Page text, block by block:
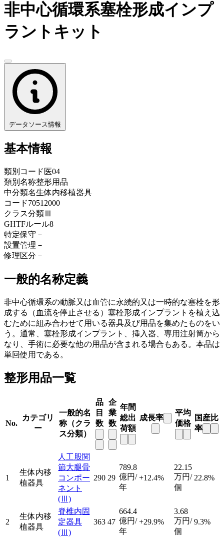
非中心循環系塞栓形成インプ
ラントキット
データソース情報
基本情報
類別コード 医04
類別名称整形用品
中分類名生体内移植器具
コード70512000
クラス分類Ⅲ
GHTFルール8
特定保守 －
設置管理 －
修理区分 －
一般的名称定義
非中心循環系の動脈又は血管に永続的又は一時的な塞栓を形
成する（血流を停止させる）塞栓形成インプラントを植え込
むために組み合わせて用いる器具及び用品を集めたものをい
う。通常、塞栓形成インプラント、挿入器、専用注射筒から
なり、手術に必要な他の用品が含まれる場合もある。本品は
単回使用である。
整形用品一覧
No.
カテゴリ
ー
一般的名
称（クラ
ス分類）
品
目
数
企
業
数
年間
総出
荷額
成長率
平均
価格
国産比
率
1
生体内移
植器具
人工股関
節大腿骨
コンポー
ネント
(Ⅲ)
290 29
789.8
億円/
年
+12.4%
22.15
万円/
個
22.8%
2
生体内移
植器具
脊椎内固
定器具
(Ⅲ)
363 47
664.4
億円/
年
+29.9%
3.68
万円/
個
9.3%